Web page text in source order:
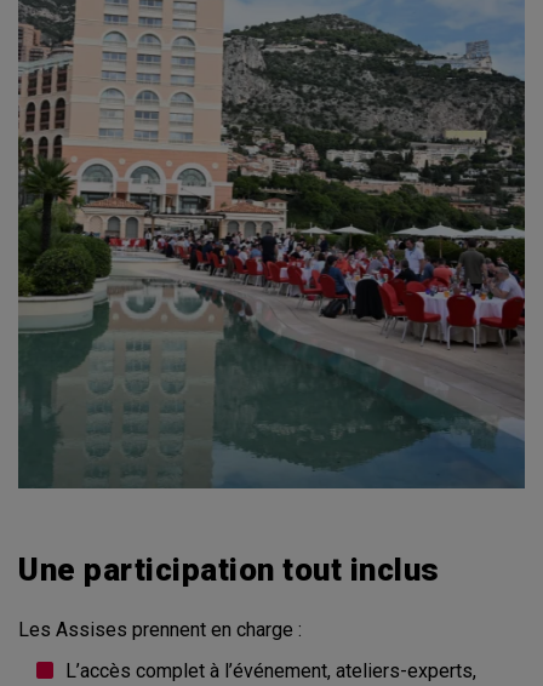
Une participation tout inclus
Les Assises prennent en charge :
L’accès complet à l’événement, ateliers-experts,